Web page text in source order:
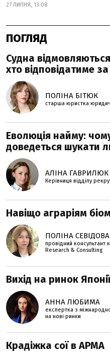
27 ЛИПНЯ, 13:08
ПОГЛЯД
Судна
хто відповідатиме
ПОЛІНА БІТЮК
старша юристка
Еволюція найму:
доведеться шукати
АЛІНА ГАВРИЛЮК
Керівниця відділу
Навіщо аграріям
ПОЛІНА СЕВІДОВА
провідний консультант
Research & Consulting
Вихід на ринок
АННА ЛЮБИМА
експертка з
на нові ринки
Крадіжка сої в АРМА